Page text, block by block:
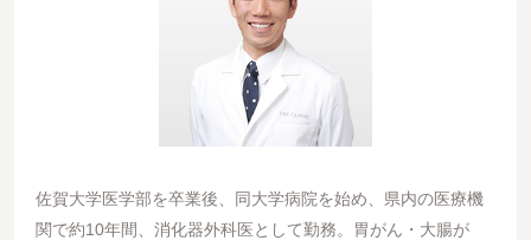
佐賀大学医学部を卒業後、同大学病院を始め、県内の医療機
関で約10年間、消化器外科医として勤務。胃がん・大腸が